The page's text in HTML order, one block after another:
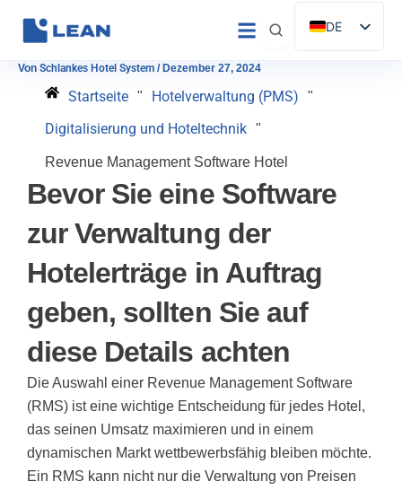
DE
ES
Von Schlankes Hotel System / Dezember 27, 2024
Startseite " Hotelverwaltung (PMS) "
Digitalisierung und Hoteltechnik "
Revenue Management Software Hotel
Bevor Sie eine Software
zur Verwaltung der
Hotelerträge in Auftrag
geben, sollten Sie auf
diese Details achten
Die Auswahl einer Revenue Management Software
(RMS) ist eine wichtige Entscheidung für jedes Hotel,
das seinen Umsatz maximieren und in einem
dynamischen Markt wettbewerbsfähig bleiben möchte.
Ein RMS kann nicht nur die Verwaltung von Preisen